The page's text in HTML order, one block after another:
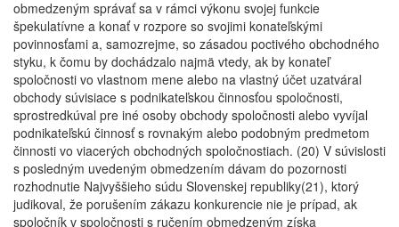
obmedzeným správať sa v rámci výkonu svojej funkcie
špekulatívne a konať v rozpore so svojimi konateľskými
povinnosťami a, samozrejme, so zásadou poctivého obchodného
styku, k čomu by dochádzalo najmä vtedy, ak by konateľ
spoločnosti vo vlastnom mene alebo na vlastný účet uzatváral
obchody súvisiace s podnikateľskou činnosťou spoločnosti,
sprostredkúval pre iné osoby obchody spoločnosti alebo vyvíjal
podnikateľskú činnosť s rovnakým alebo podobným predmetom
činnosti vo viacerých obchodných spoločnostiach. (20) V súvislosti
s posledným uvedeným obmedzením dávam do pozornosti
rozhodnutie Najvyššieho súdu Slovenskej republiky(21), ktorý
judikoval, že porušením zákazu konkurencie nie je prípad, ak
spoločník v spoločnosti s ručením obmedzeným získa